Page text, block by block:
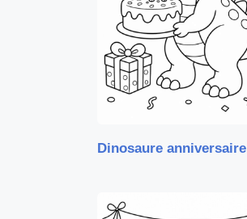
Dinosaure anniversaire